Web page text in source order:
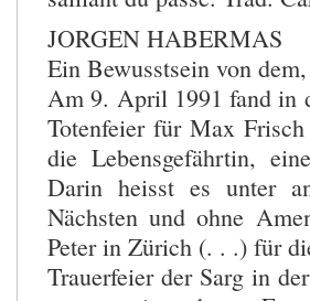
JORGEN HABERMAS
Ein Bewusstsein von
Am 9. April 1991 fand in
Totenfeier für Max
die Lebensgefährtin,
Darin heisst es unter
Nächsten und ohne
Peter in Zürich (. . .) für
Trauerfeier der Sarg in